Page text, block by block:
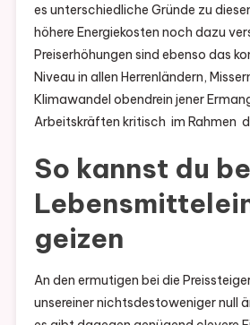
es unterschiedliche Gründe zu
höhere Energiekosten noch dazu
Preiserhöhungen sind ebenso das
Niveau in allen Herrenländern,
Klimawandel obendrein jener
Arbeitskräften kritisch im Rahmen
So kannst du
geizen
An den ermutigen bei die
unsereiner nichtsdestoweniger null